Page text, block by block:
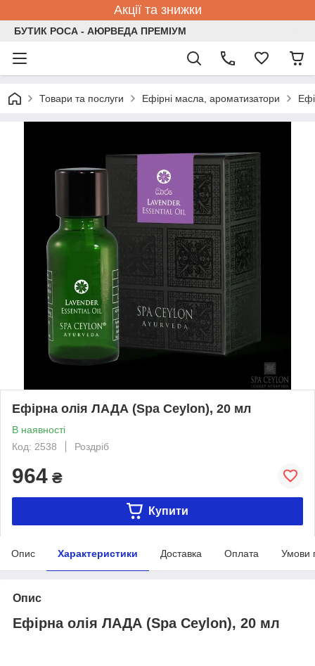
Акції та знижки
БУТИК РОСА - АЮРВЕДА ПРЕМІУМ
Товари та послуги Ефірні масла, ароматизатори
Ефірна олія ЛАДА (Spa Ceylon), 20 мл
В наявності
Код: 2538
Роздріб
964 ₴
Купити
Опис Характеристики Доставка Оплата Умови
Опис
Ефірна олія ЛАДА (Spa Ceylon), 20 мл